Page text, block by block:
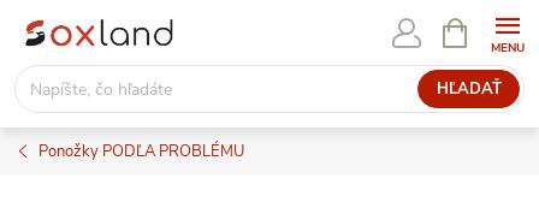
Prejsť
obsah
HĽADAŤ
KOŠÍK
Ponožky PODĽA PROBLÉMU